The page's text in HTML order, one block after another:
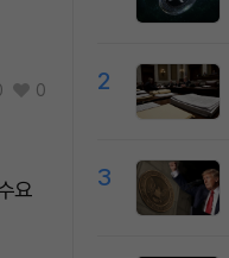
0
요
2
3